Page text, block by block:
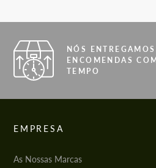
NÓS
ENCOMENDAS
TEMPO
EMPRESA
As Nossas Marcas